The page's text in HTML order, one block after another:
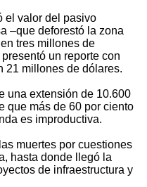
el valor del pasivo
–que deforestó la zona
tres millones de
un reporte con
21 millones de dólares.
una extensión de 10.600
que más de 60 por ciento
es improductiva.
muertes por cuestiones
hasta donde llegó la
de infraestructura y